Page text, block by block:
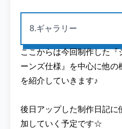
8.ギャラリー
ここからは今回制作した『
ーンズ仕様』を中心に他
を紹介していきます♪
後日アップした制作日記に
加していく予定です☆